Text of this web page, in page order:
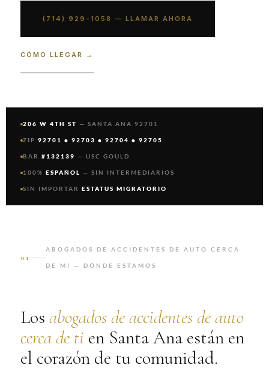
(714) 929-1058 — LLAMAR AHORA
CÓMO LLEGAR →
206 W 4TH ST — SANTA ANA 92701
ZIP 92701 • 92703 • 92704 • 92705
BAR #132139 — USC GOULD
100% ESPAÑOL — SIN INTERMEDIARIOS
SIN IMPORTAR ESTATUS MIGRATORIO
01
ABOGADOS DE ACCIDENTES DE AUTO CERCA
DE MI — DÓNDE ESTAMOS
Los abogados de accidentes de auto
cerca de ti en Santa Ana están en
el corazón de tu comunidad.